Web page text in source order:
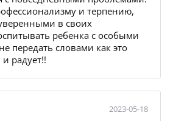
и терпению,
в своих
ребенка с особыми
передать словами как это
радует!!
2023-05-18